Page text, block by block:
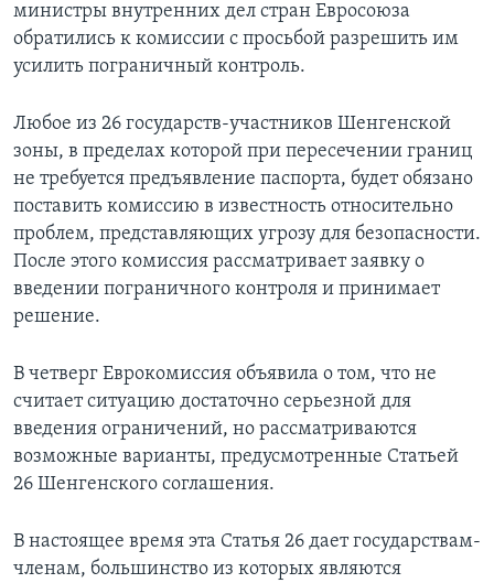
министры внутренних дел стран Евросоюза
обратились к комиссии с просьбой разрешить им
усилить пограничный контроль.
Любое из 26 государств-участников Шенгенской
зоны, в пределах которой при пересечении границ
не требуется предъявление паспорта, будет обязано
поставить комиссию в известность относительно
проблем, представляющих угрозу для безопасности.
После этого комиссия рассматривает заявку о
введении пограничного контроля и принимает
решение.
В четверг Еврокомиссия объявила о том, что не
считает ситуацию достаточно серьезной для
введения ограничений, но рассматриваются
возможные варианты, предусмотренные Статьей
26 Шенгенского соглашения.
В настоящее время эта Статья 26 дает государствам-
членам, большинство из которых являются